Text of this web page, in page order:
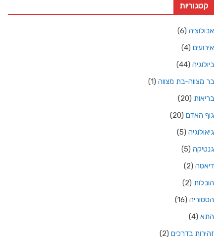
קטגוריות
אבולוציה (6)
אירועים (4)
ביולוגיה (44)
בר מצווה-בת מצווה (1)
בריאות (20)
גוף האדם (20)
גיאולוגיה (5)
גנטיקה (5)
דיאטה (2)
הובלות (2)
הסטוריה (16)
התא (4)
זהירות בדרכים (2)